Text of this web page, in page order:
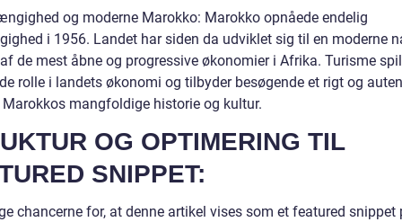
og moderne Marokko: Marokko opnåede endelig
i 1956. Landet har siden da udviklet sig til en moderne
de mest åbne og progressive økonomier i Afrika. Turisme
rolle i landets økonomi og tilbyder besøgende et rigt og
mangfoldige historie og kultur.
OG OPTIMERING TIL
SNIPPET:
chancerne for, at denne artikel vises som et featured snippet